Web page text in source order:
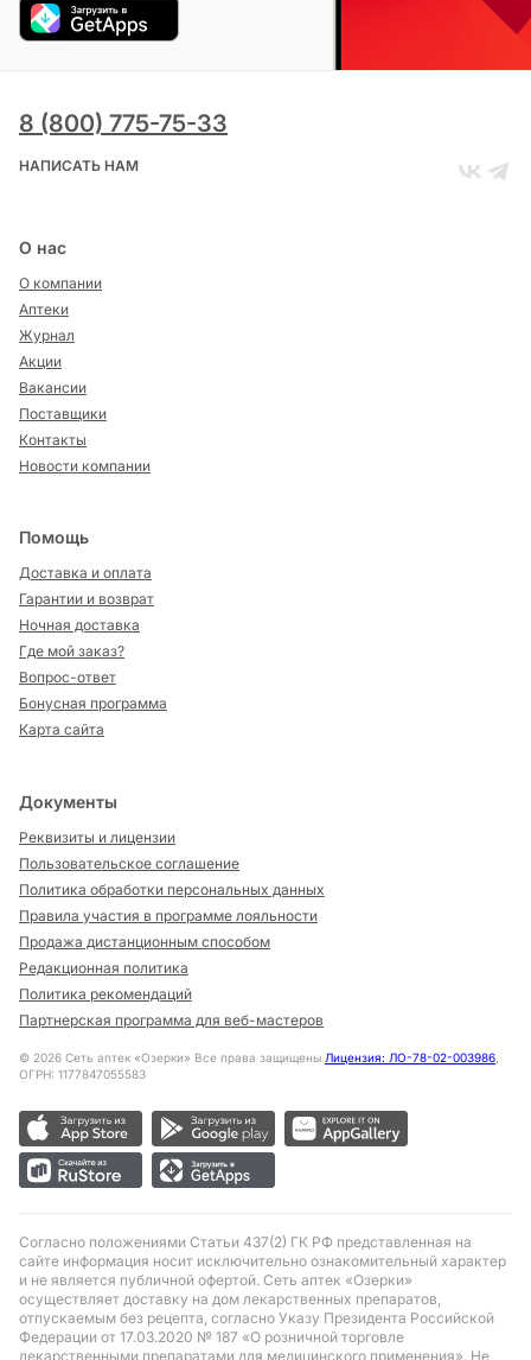
8 (800) 775-75-33
НАПИСАТЬ НАМ
О нас
О компании
Аптеки
Журнал
Акции
Вакансии
Поставщики
Контакты
Новости компании
Помощь
Доставка и оплата
Гарантии и возврат
Ночная доставка
Где мой заказ?
Вопрос-ответ
Бонусная программа
Карта сайта
Документы
Реквизиты и лицензии
Пользовательское соглашение
Политика обработки персональных данных
Правила участия в программе лояльности
Продажа дистанционным способом
Редакционная политика
Политика рекомендаций
Партнерская программа для веб-мастеров
© 2026 Сеть аптек «Озерки» Все права защищены Лицензия: ЛО-78-02-003986,
ОГРН: 1177847055583
Согласно положениями Статьи 437(2) ГК РФ представленная на
сайте информация носит исключительно ознакомительный характер
и не является публичной офертой. Сеть аптек «Озерки»
осуществляет доставку на дом лекарственных препаратов,
отпускаемым без рецепта, согласно Указу Президента Российской
Федерации от 17.03.2020 № 187 «О розничной торговле
лекарственными препаратами для медицинского применения». Не